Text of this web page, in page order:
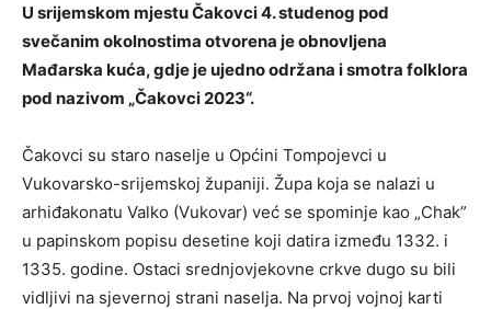
U srijemskom mjestu Čakovci 4. studenog pod
svečanim okolnostima otvorena je obnovljena
Mađarska kuća, gdje je ujedno održana i smotra folklora
pod nazivom „Čakovci 2023“.
Čakovci su staro naselje u Općini Tompojevci u
Vukovarsko-srijemskoj županiji. Župa koja se nalazi u
arhiđakonatu Valko (Vukovar) već se spominje kao „Chak”
u papinskom popisu desetine koji datira između 1332. i
1335. godine. Ostaci srednjovjekovne crkve dugo su bili
vidljivi na sjevernoj strani naselja. Na prvoj vojnoj karti